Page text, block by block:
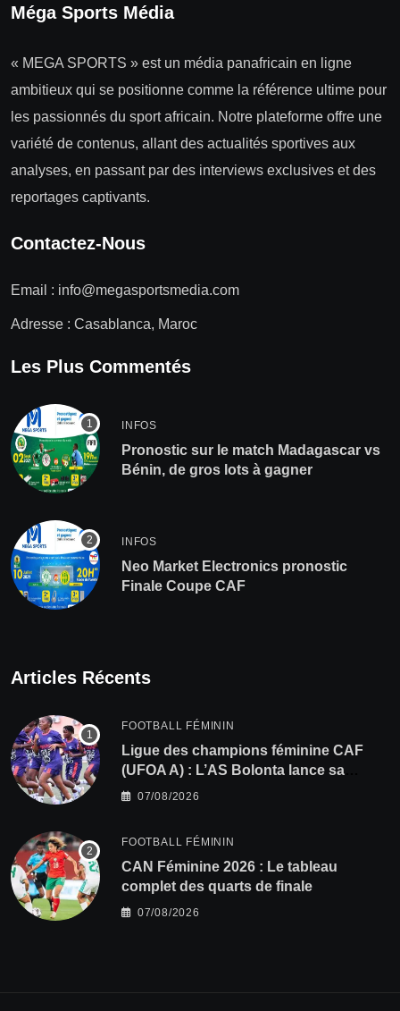
Méga Sports Média
« MEGA SPORTS » est un média panafricain en ligne
ambitieux qui se positionne comme la référence ultime pour
les passionnés du sport africain. Notre plateforme offre une
variété de contenus, allant des actualités sportives aux
analyses, en passant par des interviews exclusives et des
reportages captivants.
Contactez-Nous
Email : info@megasportsmedia.com
Adresse : Casablanca, Maroc
Les Plus Commentés
INFOS
Pronostic sur le match Madagascar vs
Bénin, de gros lots à gagner
INFOS
Neo Market Electronics pronostic
Finale Coupe CAF
Articles Récents
FOOTBALL FÉMININ
Ligue des champions féminine CAF
(UFOA A) : L’AS Bolonta lance sa
conquête de l’Afrique en Gambie
07/08/2026
FOOTBALL FÉMININ
CAN Féminine 2026 : Le tableau
complet des quarts de finale
07/08/2026